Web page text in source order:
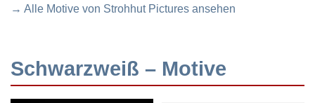
→ Alle Motive von Strohhut Pictures ansehen
Schwarzweiß – Motive